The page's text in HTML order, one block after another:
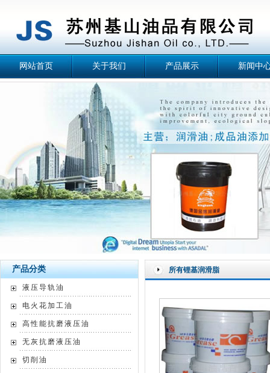
网站首页 关于我们 产品展示 新闻中
产品分类
液压导轨油
电火花加工油
高性能抗磨液压油
无灰抗磨液压油
切削油
所有锂基润滑脂